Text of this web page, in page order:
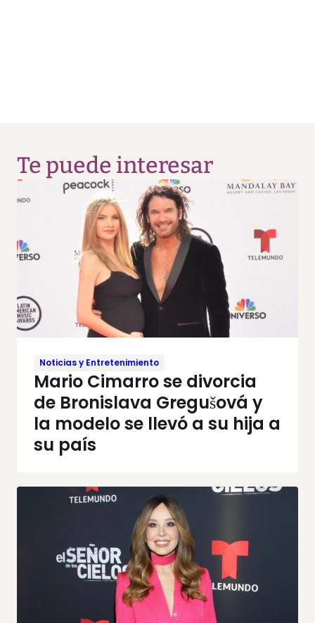
Te puede interesar
Noticias y Entretenimiento
Mario Cimarro se divorcia
de Bronislava Gregušová y
la modelo se llevó a su hija a
su país